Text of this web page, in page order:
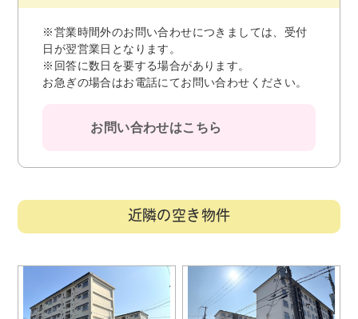
※営業時間外のお問い合わせにつきましては、受付
日が翌営業日となります。
※回答に数日を要する場合があります。
お急ぎの場合はお電話にてお問い合わせください。
お問い合わせはこちら
近隣の空き物件